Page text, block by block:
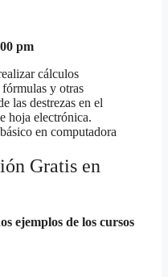
pm
cálculos
y otras
las destrezas en el
hoja electrónica.
en computadora
Gratis en
ejemplos de los cursos